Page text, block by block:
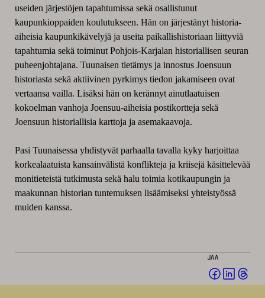
useiden järjestöjen tapahtumissa sekä osallistunut
kaupunkioppaiden koulutukseen. Hän on järjestänyt historia-
aiheisia kaupunkikävelyjä ja useita paikallishistoriaan liittyviä
tapahtumia sekä toiminut Pohjois-Karjalan historiallisen seuran
puheenjohtajana. Tuunaisen tietämys ja innostus Joensuun
historiasta sekä aktiivinen pyrkimys tiedon jakamiseen ovat
vertaansa vailla. Lisäksi hän on kerännyt ainutlaatuisen
kokoelman vanhoja Joensuu-aiheisia postikortteja sekä
Joensuun historiallisia karttoja ja asemakaavoja.
Pasi Tuunaisessa yhdistyvät parhaalla tavalla kyky harjoittaa
korkealaatuista kansainvälistä konflikteja ja kriisejä käsittelevää
monitieteistä tutkimusta sekä halu toimia kotikaupungin ja
maakunnan historian tuntemuksen lisäämiseksi yhteistyössä
muiden kanssa.
JAA
Jaa Jaa